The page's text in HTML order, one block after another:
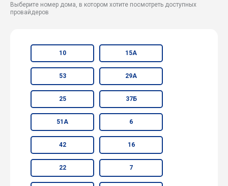
Выберите номер дома, в котором хотите посмотреть доступных
провайдеров
10 15А
53 29А
25 37Б
51А 6
42 16
22 7